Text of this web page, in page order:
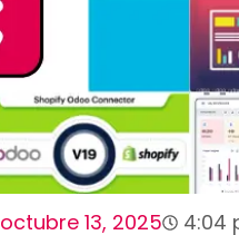
octubre 13, 2025 4:04